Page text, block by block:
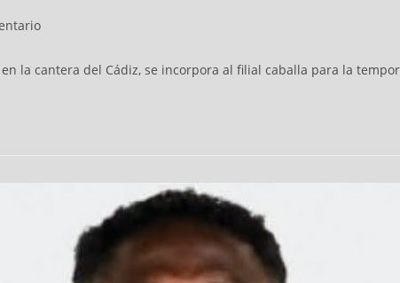
la cantera del Cádiz, se incorpora al filial caballa para la